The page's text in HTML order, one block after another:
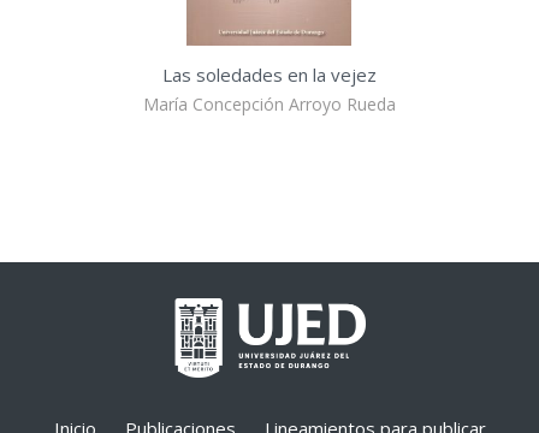
Las soledades en la vejez
María Concepción Arroyo Rueda
Inicio Publicaciones Lineamientos para publicar